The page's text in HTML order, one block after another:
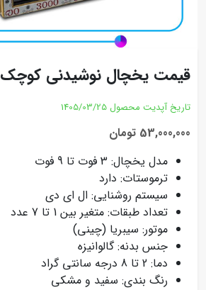
قیمت یخچال نوشیدنی کوچک
تاریخ آپدیت محصول 1405/03/25
53,000,000 تومان
مدل یخچال: 3 فوت تا 9 فوت
ترموستات: دارد
سیستم روشنایی: ال ای دی
تعداد طبقات: متغیر بین 1 تا 7 عدد
موتور: سیبریا (چینی)
جنس بدنه: گالوانیزه
دما: 2 تا 8 درجه سانتی گراد
رنگ بندی: سفید و مشکی